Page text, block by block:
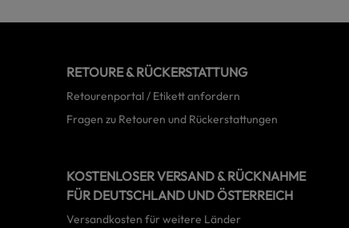
RETOURE & RÜCKERSTATTUNG
Retourenportal / Etikett anfordern
Fragen zu Retouren und Rückerstattungen
KOSTENLOSER VERSAND & RÜCKNAHME
FÜR DEUTSCHLAND UND ÖSTERREICH
Versandkosten für weitere Länder